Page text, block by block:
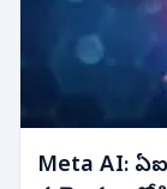
Meta AI: